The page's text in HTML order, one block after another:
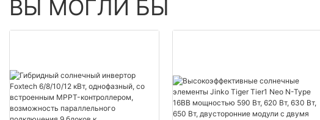
ВЫ МОГЛИ БЫ